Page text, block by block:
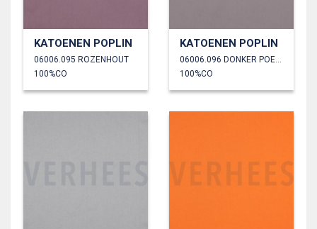
KATOENEN POPLIN
06006.095 ROZENHOUT
100%CO
KATOENEN POPLIN
06006.096 DONKER POEDER
100%CO